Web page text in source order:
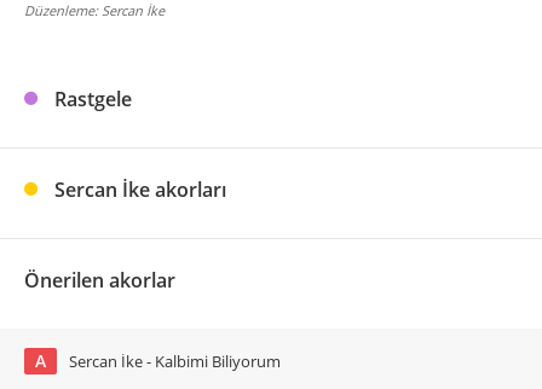
Düzenleme: Sercan İke
Rastgele
Sercan İke akorları
Önerilen akorlar
A Sercan İke - Kalbimi Biliyorum